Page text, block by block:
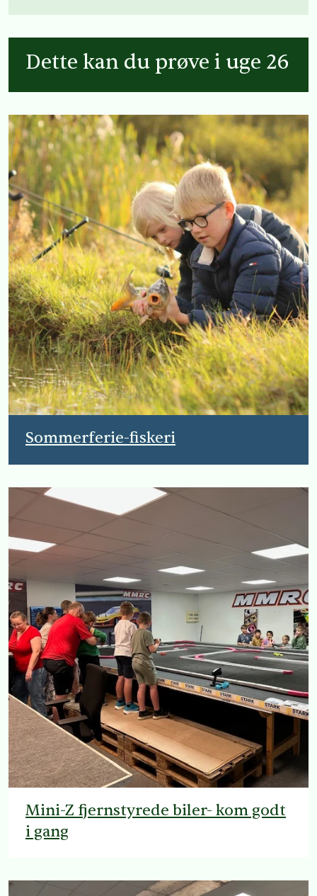
Dette kan du prøve i uge 26
Sommerferie-fiskeri
Mini-Z fjernstyrede biler- kom godt
i gang